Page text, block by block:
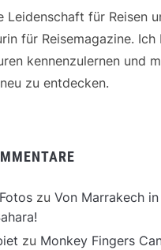
für Reisen
für Reisemagazine.
kennenzulernen und
zu entdecken.
zu Von Marrakech
zu Monkey Fingers